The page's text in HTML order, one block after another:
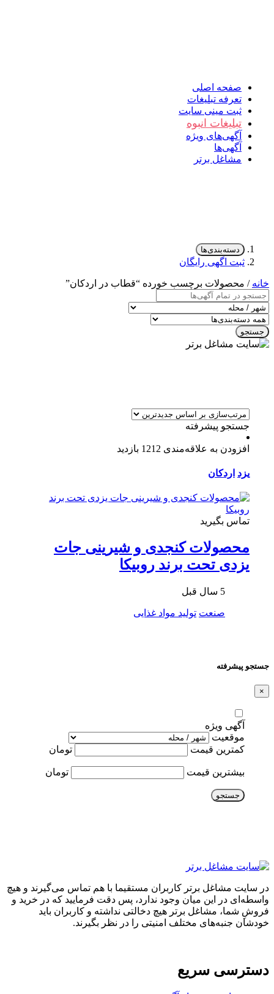
صفحه اصلی
تعرفه تبلیغات
ثبت مینی سایت
تبلیغات انبوه
آگهی‌های ویژه
آگهی‌ها
مشاغل برتر
دسته‌بندی‌ها
ثبت اگهی رایگان
خانه / محصولات برچسب خورده “قطاب در اردکان”
جستجو
جستجو پیشرفته
افزودن به علاقه‌مندی 1212 بازدید
یزد اردکان
تماس بگیرید
محصولات کنجدی و شیرینی جات
یزدی تحت برند روبیکا
5 سال قبل
صنعت تولید مواد غذایی
جستجو پیشرفته
×
آگهی ویژه
موقعیت
کمترین قیمت
تومان
بیشترین قیمت تومان
جستجو
در سایت مشاغل برتر کاربران مستقیما با هم تماس می‌گیرند و هیچ
واسطه‌ای در این میان وجود ندارد، پس دقت فرمایید که در خرید و
فروشِ شما، مشاغل برتر هیچ دخالتی نداشته و کاربران باید
خودشان جنبه‌های مختلف امنیتی را در نظر بگیرند.
دسترسی سریع